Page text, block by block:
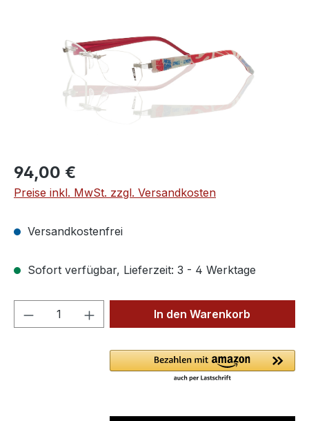
Regulärer Preis:
94,00 €
Preise inkl. MwSt. zzgl. Versandkosten
Versandkostenfrei
Sofort verfügbar, Lieferzeit: 3 - 4 Werktage
Produkt Anzahl: Gib denIn den Warenkorb